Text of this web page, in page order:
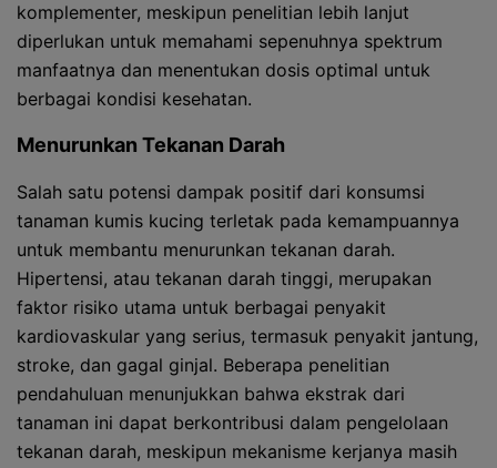
komplementer, meskipun penelitian lebih lanjut
diperlukan untuk memahami sepenuhnya spektrum
manfaatnya dan menentukan dosis optimal untuk
berbagai kondisi kesehatan.
Menurunkan Tekanan Darah
Salah satu potensi dampak positif dari konsumsi
tanaman kumis kucing terletak pada kemampuannya
untuk membantu menurunkan tekanan darah.
Hipertensi, atau tekanan darah tinggi, merupakan
faktor risiko utama untuk berbagai penyakit
kardiovaskular yang serius, termasuk penyakit jantung,
stroke, dan gagal ginjal. Beberapa penelitian
pendahuluan menunjukkan bahwa ekstrak dari
tanaman ini dapat berkontribusi dalam pengelolaan
tekanan darah, meskipun mekanisme kerjanya masih